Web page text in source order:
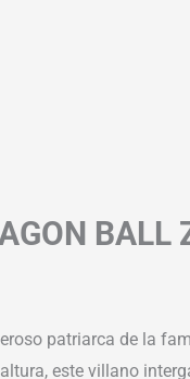
patriarca de la
este villano